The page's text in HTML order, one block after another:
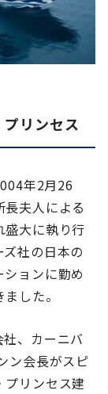
リンセス
年2月26
夫人による
盛大に執り行
社の日本の
ョンに勤め
した。
、カーニバ
ン会長がスピ
プリンセス建